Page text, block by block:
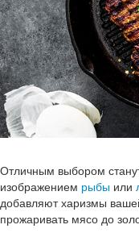
Отличным выбором
изображением рыбы или
добавляют харизмы
прожаривать мясо до